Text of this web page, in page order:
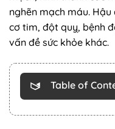
nghẽn mạch máu.
cơ tim, đột quỵ, bệnh
vấn đề sức khỏe khác.
Table of